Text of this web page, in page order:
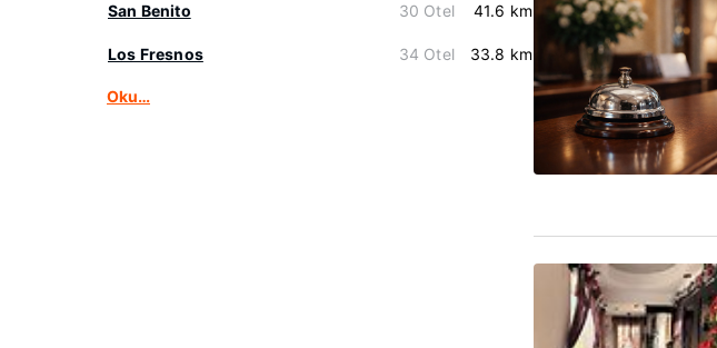
San Benito 30 Otel 41.6 km
Los Fresnos 34 Otel 33.8 km
Oku…